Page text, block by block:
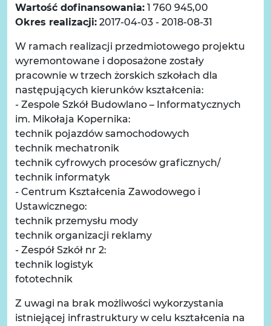
Wartość dofinansowania:1 760 945,00
Okres realizacji:2017-04-03 - 2018-08-31
W ramach realizacji przedmiotowego projektu
wyremontowane i doposażone zostały
pracownie w trzech żorskich szkołach dla
następujących kierunków kształcenia:
- Zespole Szkół Budowlano – Informatycznych
im. Mikołaja Kopernika:
technik pojazdów samochodowych
technik mechatronik
technik cyfrowych procesów graficznych/
technik informatyk
- Centrum Kształcenia Zawodowego i
Ustawicznego:
technik przemysłu mody
technik organizacji reklamy
- Zespół Szkół nr 2:
technik logistyk
fototechnik
Z uwagi na brak możliwości wykorzystania
istniejącej infrastruktury w celu kształcenia na